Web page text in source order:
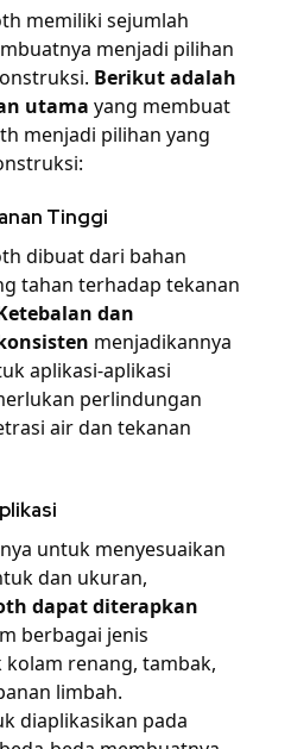
memiliki sejumlah
menjadi pilihan
Berikut adalah
utama yang membuat
menjadi pilihan yang
Tinggi
dibuat dari bahan
tahan terhadap tekanan
dan
menjadikannya
aplikasi-aplikasi
perlindungan
air dan tekanan
untuk menyesuaikan
dan ukuran,
dapat diterapkan
berbagai jenis
renang, tambak,
limbah.
diaplikasikan pada